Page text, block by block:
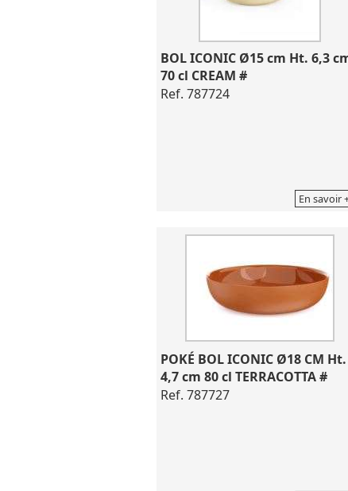
BOL ICONIC Ø15 cm Ht. 6,3
70 cl CREAM #
Ref. 787724
En savoir
POKÉ BOL ICONIC Ø18 CM Ht.
4,7 cm 80 cl TERRACOTTA #
Ref. 787727